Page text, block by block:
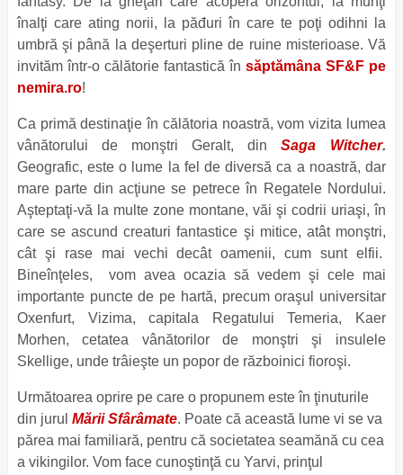
înalţi care ating norii, la păđuri în care te poţi odihni la
umbră şi până la deşerturi pline de ruine misterioase. Vă
invităm într-o călătorie fantastică în săptămâna SF&F pe
nemira.ro!
Ca primă destinaţie în călătoria noastră, vom vizita lumea
vânătorului de monştri Geralt, din Saga Witcher.
Geografic, este o lume la fel de diversă ca a noastră, dar
mare parte din acţiune se petrece în Regatele Nordului.
Aşteptaţi-vă la multe zone montane, văi şi codrii uriaşi, în
care se ascund creaturi fantastice şi mitice, atât monştri,
cât şi rase mai vechi decât oamenii, cum sunt elfii.
Bineînţeles, vom avea ocazia să vedem şi cele mai
importante puncte de pe hartă, precum oraşul universitar
Oxenfurt, Vizima, capitala Regatului Temeria, Kaer
Morhen, cetatea vânătorilor de monştri şi insulele
Skellige, unde trâieşte un popor de războinici fioroşi.
Următoarea oprire pe care o propunem este în ţinuturile
din jurul Mării Sfârâmate. Poate că această lume vi se va
părea mai familiară, pentru că societatea seamănă cu cea
a vikingilor. Vom face cunoştinţă cu Yarvi, prinţul